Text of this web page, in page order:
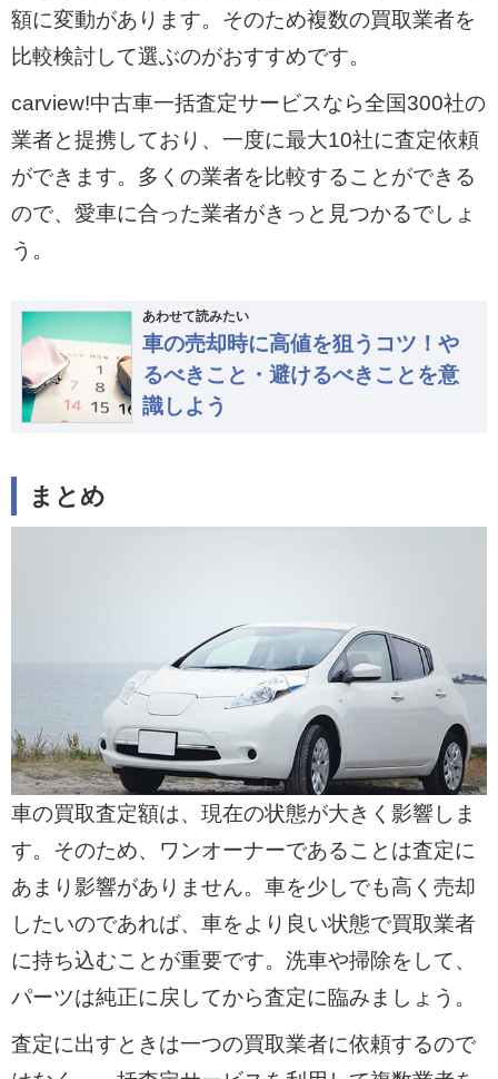
額に変動があります。そのため複数の買取業者を
比較検討して選ぶのがおすすめです。
carview!中古車一括査定サービスなら全国300社の
業者と提携しており、一度に最大10社に査定依頼
ができます。多くの業者を比較することができる
ので、愛車に合った業者がきっと見つかるでしょ
う。
あわせて読みたい
車の売却時に高値を狙うコツ！や
るべきこと・避けるべきことを意
識しよう
まとめ
車の買取査定額は、現在の状態が大きく影響しま
す。そのため、ワンオーナーであることは査定に
あまり影響がありません。車を少しでも高く売却
したいのであれば、車をより良い状態で買取業者
に持ち込むことが重要です。洗車や掃除をして、
パーツは純正に戻してから査定に臨みましょう。
査定に出すときは一つの買取業者に依頼するので